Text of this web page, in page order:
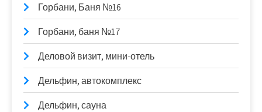
Горбани, Баня №16
Горбани, баня №17
Деловой визит, мини-отель
Дельфин, автокомплекс
Дельфин, сауна